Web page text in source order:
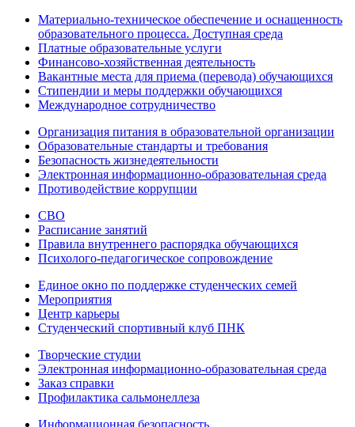
Материально-техническое обеспечение и оснащенность
образовательного процесса. Доступная среда
Платные образовательные услуги
Финансово-хозяйственная деятельность
Вакантные места для приема (перевода) обучающихся
Стипендии и меры поддержки обучающихся
Международное сотрудничество
Организация питания в образовательной организации
Образовательные стандарты и требования
Безопасность жизнедеятельности
Электронная информационно-образовательная среда
Противодействие коррупции
СВО
Расписание занятий
Правила внутреннего распорядка обучающихся
Психолого-педагогическое сопровождение
Единое окно по поддержке студенческих семей
Мероприятия
Центр карьеры
Студенческий спортивный клуб ПНК
Творческие студии
Электронная информационно-образовательная среда
Заказ справки
Профилактика сальмонеллеза
Информационная безопасность